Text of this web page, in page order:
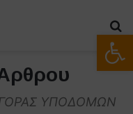
ΥΠΟΔΟΜΩΝ